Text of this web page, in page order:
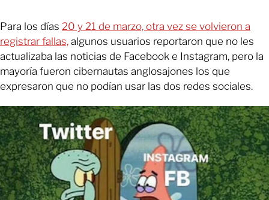
Para los días 20 y 21 de marzo, otra vez se volvieron a
registrar fallas, algunos usuarios reportaron que no les
actualizaba las noticias de Facebook e Instagram, pero la
mayoría fueron cibernautas anglosajones los que
expresaron que no podían usar las dos redes sociales.